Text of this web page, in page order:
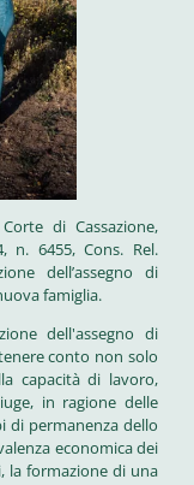
Corte di Cassazione,
n. 6455, Cons. Rel.
dell’assegno di
famiglia.
dell'assegno di
conto non solo
capacità di lavoro,
in ragione delle
di permanenza dello
economica dei
la formazione di una